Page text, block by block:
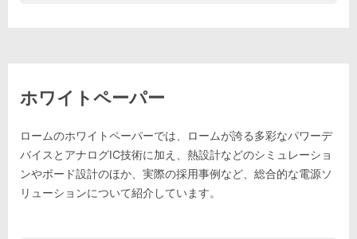
ホワイトペーパー
ロームのホワイトペーパーでは、ロームが誇る多彩なパワーデ
バイスとアナログIC技術に加え、熱設計などのシミュレーショ
ンやボード設計のほか、実際の採用事例など、総合的な電源ソ
リューションについて紹介しています。